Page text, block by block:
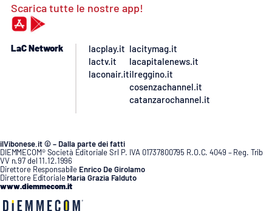
Scarica tutte le nostre app!
LaC Network
lacplay.it
lactv.it
laconair.it
lacitymag.it
lacapitalenews.it
ilreggino.it
cosenzachannel.it
catanzarochannel.it
ilVibonese.it © – Dalla parte dei fatti
DIEMMECOM® Società Editoriale Srl P. IVA 01737800795 R.O.C. 4049 – Reg. Trib
VV n.97 del 11.12.1996
Direttore Responsabile Enrico De Girolamo
Direttore Editoriale Maria Grazia Falduto
www.diemmecom.it